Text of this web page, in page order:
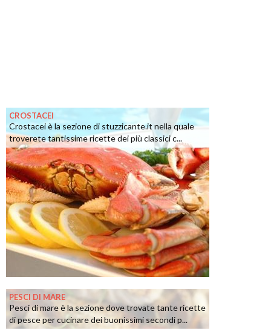
CROSTACEI
Crostacei è la sezione di stuzzicante.it nella quale
troverete tantissime ricette dei più classici c...
PESCI DI MARE
Pesci di mare è la sezione dove trovate tante ricette
di pesce per cucinare dei buonissimi secondi p...